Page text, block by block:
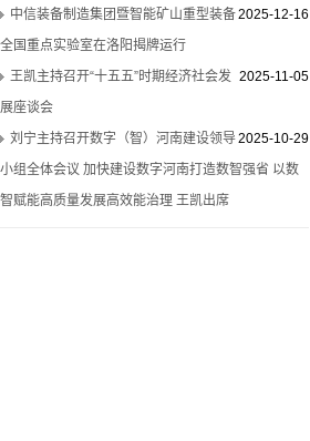
2025-12-16
中信装备制造集团暨智能矿山重型装备
全国重点实验室在洛阳揭牌运行
2025-11-05
王凯主持召开“十五五”时期经济社会发
展座谈会
2025-10-29
刘宁主持召开数字（智）河南建设领导
小组全体会议 加快建设数字河南打造数智强省 以数
智赋能高质量发展高效能治理 王凯出席